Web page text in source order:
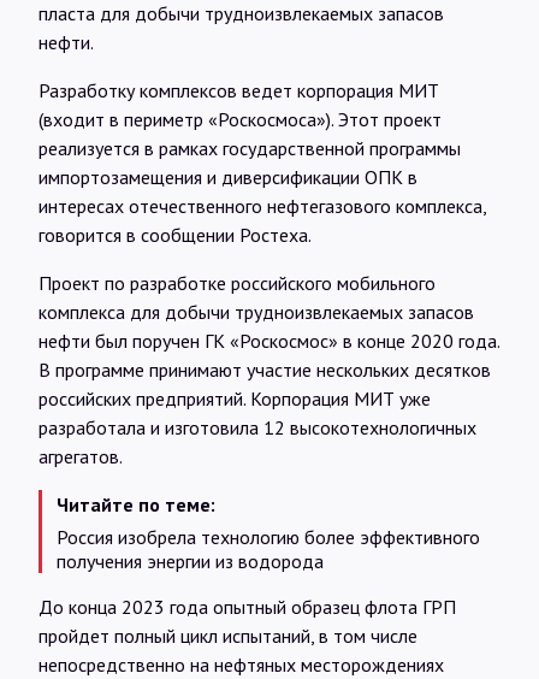
пласта для добычи трудноизвлекаемых запасов
нефти.
Разработку комплексов ведет корпорация МИТ
(входит в периметр «Роскосмоса»). Этот проект
реализуется в рамках государственной программы
импортозамещения и диверсификации ОПК в
интересах отечественного нефтегазового комплекса,
говорится в сообщении Ростеха.
Проект по разработке российского мобильного
комплекса для добычи трудноизвлекаемых запасов
нефти был поручен ГК «Роскосмос» в конце 2020 года.
В программе принимают участие нескольких десятков
российских предприятий. Корпорация МИТ уже
разработала и изготовила 12 высокотехнологичных
агрегатов.
Читайте по теме:
Россия изобрела технологию более эффективного
получения энергии из водорода
До конца 2023 года опытный образец флота ГРП
пройдет полный цикл испытаний, в том числе
непосредственно на нефтяных месторождениях